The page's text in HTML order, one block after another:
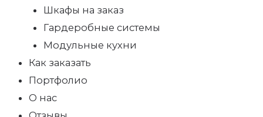
Шкафы на заказ
Гардеробные системы
Модульные кухни
Как заказать
Портфолио
О нас